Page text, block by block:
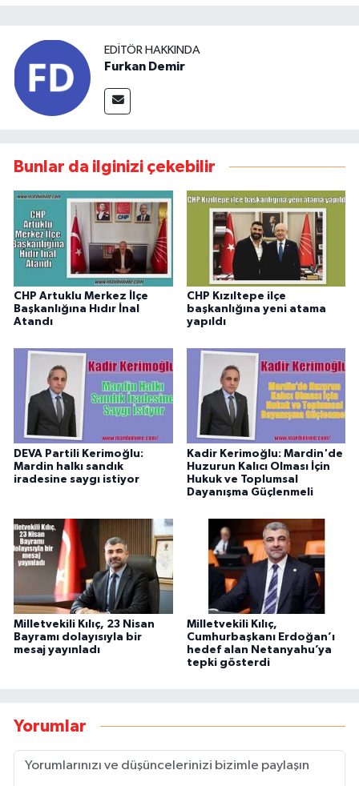
EDITÖR HAKKINDA
Furkan Demir
Bunlar da ilginizi çekebilir
CHP Artuklu Merkez İlçe
Başkanlığına Hıdır İnal
Atandı
CHP Kızıltepe ilçe
başkanlığına yeni atama
yapıldı
DEVA Partili Kerimoğlu:
Mardin halkı sandık
iradesine saygı istiyor
Kadir Kerimoğlu: Mardin'de
Huzurun Kalıcı Olması İçin
Hukuk ve Toplumsal
Dayanışma Güçlenmeli
Milletvekili Kılıç, 23 Nisan
Bayramı dolayısıyla bir
mesaj yayınladı
Milletvekili Kılıç,
Cumhurbaşkanı Erdoğan’ı
hedef alan Netanyahu’ya
tepki gösterdi
Yorumlar